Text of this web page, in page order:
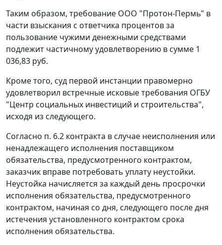
Таким образом, требование ООО "Протон-Пермь" в
части взыскания с ответчика процентов за
пользование чужими денежными средствами
подлежит частичному удовлетворению в сумме 1
036,83 руб.
Кроме того, суд первой инстанции правомерно
удовлетворил встречные исковые требования ОГБУ
"Центр социальных инвестиций и строительства",
исходя из следующего.
Согласно п. 6.2 контракта в случае неисполнения или
ненадлежащего исполнения поставщиком
обязательства, предусмотренного контрактом,
заказчик вправе потребовать уплату неустойки.
Неустойка начисляется за каждый день просрочки
исполнения обязательства, предусмотренного
контрактом, начиная со дня, следующего после дня
истечения установленного контрактом срока
исполнения обязательства.